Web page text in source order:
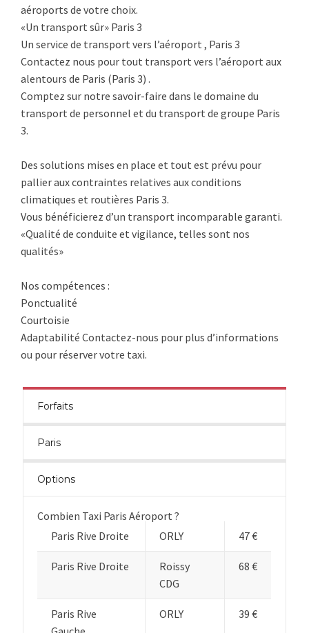
aéroports de votre choix.
«Un transport sûr» Paris 3
Un service de transport vers l’aéroport , Paris 3
Contactez nous pour tout transport vers l’aéroport aux
alentours de Paris (Paris 3) .
Comptez sur notre savoir-faire dans le domaine du
transport de personnel et du transport de groupe Paris
3.
Des solutions mises en place et tout est prévu pour
pallier aux contraintes relatives aux conditions
climatiques et routières Paris 3.
Vous bénéficierez d’un transport incomparable garanti.
«Qualité de conduite et vigilance, telles sont nos
qualités»
Nos compétences :
Ponctualité
Courtoisie
Adaptabilité Contactez-nous pour plus d’informations
ou pour réserver votre taxi.
Forfaits
Paris
Options
Combien Taxi Paris Aéroport ?
Paris Rive Droite
ORLY 47 €
Paris Rive Droite
Roissy
CDG
68 €
Paris Rive
ORLY 39 €